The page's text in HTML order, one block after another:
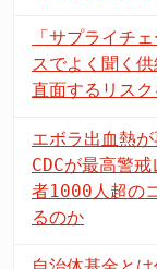
「サプライチ
スでよく聞く
直面するリス
エボラ出血熱
CDCが最高警
者1000人超の
るのか